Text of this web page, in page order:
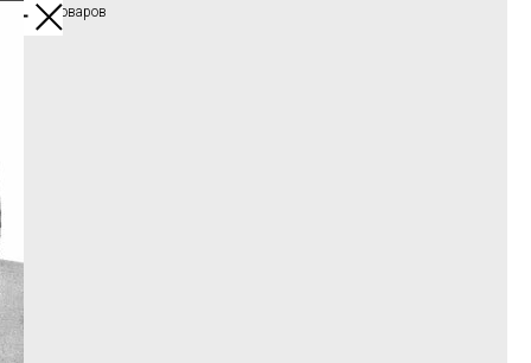
Каталог товаров